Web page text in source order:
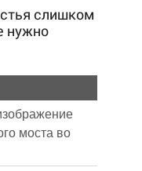
слишком
нужно
моста во